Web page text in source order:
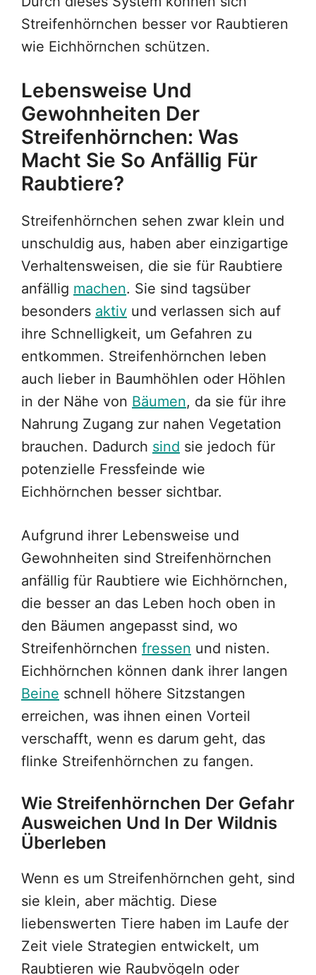
Streifenhörnchen besser vor Raubtieren
wie Eichhörnchen schützen.
Lebensweise Und
Gewohnheiten Der
Streifenhörnchen: Was
Macht Sie So Anfällig Für
Raubtiere?
Streifenhörnchen sehen zwar klein und
unschuldig aus, haben aber einzigartige
Verhaltensweisen, die sie für Raubtiere
anfällig machen. Sie sind tagsüber
besonders aktiv und verlassen sich auf
ihre Schnelligkeit, um Gefahren zu
entkommen. Streifenhörnchen leben
auch lieber in Baumhöhlen oder Höhlen
in der Nähe von Bäumen, da sie für ihre
Nahrung Zugang zur nahen Vegetation
brauchen. Dadurch sind sie jedoch für
potenzielle Fressfeinde wie
Eichhörnchen besser sichtbar.
Aufgrund ihrer Lebensweise und
Gewohnheiten sind Streifenhörnchen
anfällig für Raubtiere wie Eichhörnchen,
die besser an das Leben hoch oben in
den Bäumen angepasst sind, wo
Streifenhörnchen fressen und nisten.
Eichhörnchen können dank ihrer langen
Beine schnell höhere Sitzstangen
erreichen, was ihnen einen Vorteil
verschafft, wenn es darum geht, das
flinke Streifenhörnchen zu fangen.
Wie Streifenhörnchen Der Gefahr
Ausweichen Und In Der Wildnis
Überleben
Wenn es um Streifenhörnchen geht, sind
sie klein, aber mächtig. Diese
liebenswerten Tiere haben im Laufe der
Zeit viele Strategien entwickelt, um
Raubtieren wie Raubvögeln oder